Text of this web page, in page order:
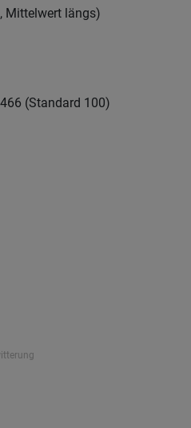
Mittelwert längs)
(Standard 100)